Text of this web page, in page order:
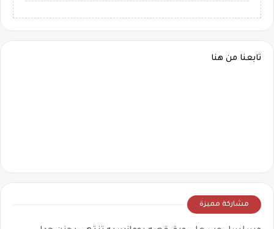
تابعنا من هنا
مشاركة مميزة